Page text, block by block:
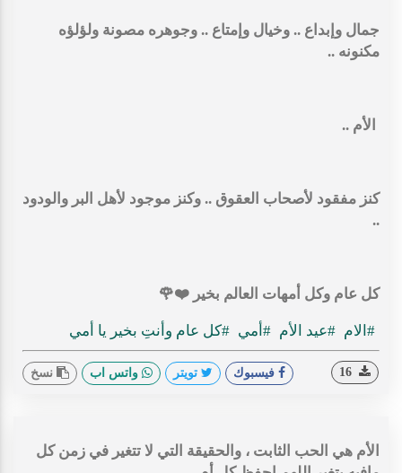
جمال وإبداع .. وخيال وإمتاع .. وجوهره مصونة ولؤلؤه
مكنونه ..
الأم ..
كنز مفقود لأصحاب العقوق .. وكنز موجود لأهل البر والودود
..
كل عام وكل أمهات العالم بخير ⁦❤️⁩🌹
#الام #عيد الأم #أمي #كل عام وأنتِ بخير يا أمي
فيسبوك تويتر واتس اب نسخ
الأم هي الحب الثابت ، والحقيقة التي لا تتغير في زمن كل